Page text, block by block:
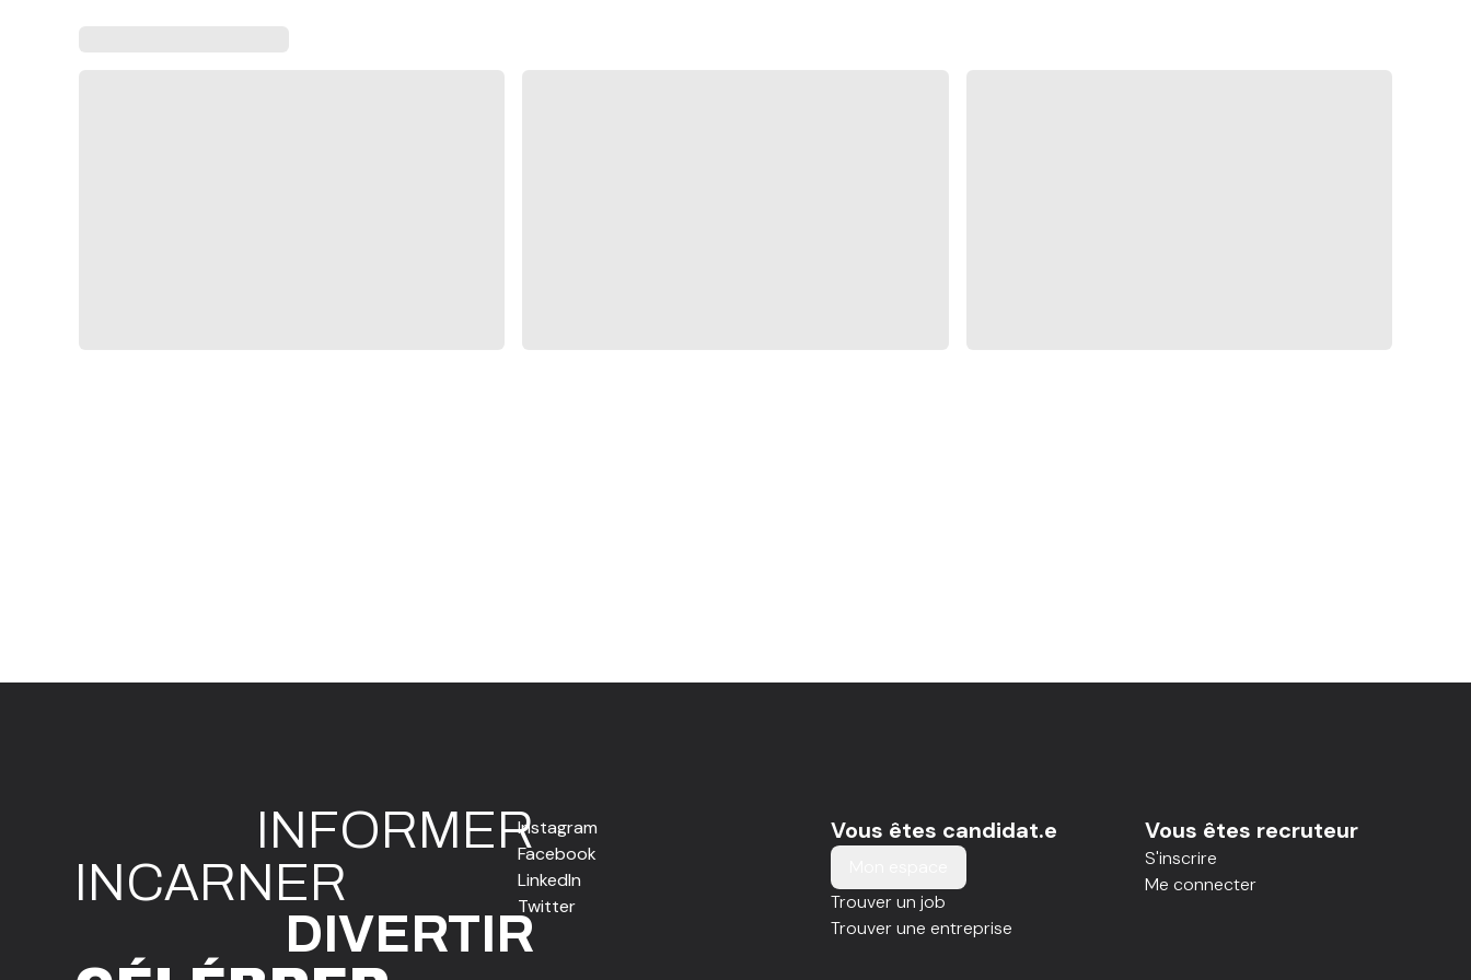
INFORMER
INCARNER
DIVERTIR
Instagram
Facebook
LinkedIn
Twitter
Vous êtes candidat.e
Trouver un job
Trouver une entreprise
Vous êtes recruteur
S'inscrire
Me connecter